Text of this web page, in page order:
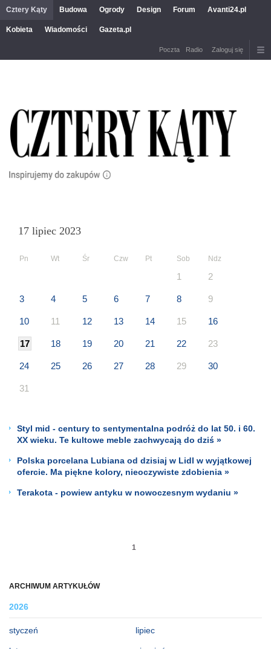
Cztery Kąty Budowa Ogrody Design Forum Avanti24.pl
Kobieta Wiadomości Gazeta.pl
Poczta Radio Zaloguj się
ARCHIWUM ARTYKUŁÓW
2026
styczeń lipiec
17 lipiec 2023
Pn Wt Śr Czw Pt Sob Ndz
1 2
3 4 5 6 7 8 9
10 11 12 13 14 15 16
17 18 19 20 21 22 23
24 25 26 27 28 29 30
31
Styl mid - century to sentymentalna podróż do lat 50. i 60.
XX wieku. Te kultowe meble zachwycają do dziś »
Polska porcelana Lubiana od dzisiaj w Lidl w wyjątkowej
ofercie. Ma piękne kolory, nieoczywiste zdobienia »
Terakota - powiew antyku w nowoczesnym wydaniu »
1